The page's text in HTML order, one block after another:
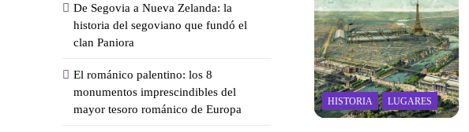
De Segovia a Nueva Zelanda: la
historia del segoviano que fundó el
clan Paniora
El románico palentino: los 8
monumentos imprescindibles del
mayor tesoro románico de Europa
HISTORIA LUGARES